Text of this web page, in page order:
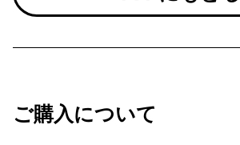
ご購入について